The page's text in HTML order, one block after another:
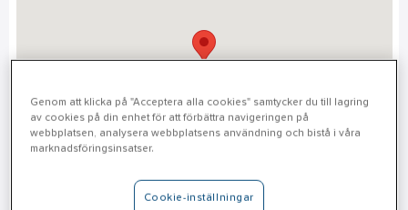
Köping
Genom att klicka på "Acceptera alla cookies" samtycker du till lagring
av cookies på din enhet för att förbättra navigeringen på
webbplatsen, analysera webbplatsens användning och bistå i våra
marknadsföringsinsatser.
Cookie-inställningar